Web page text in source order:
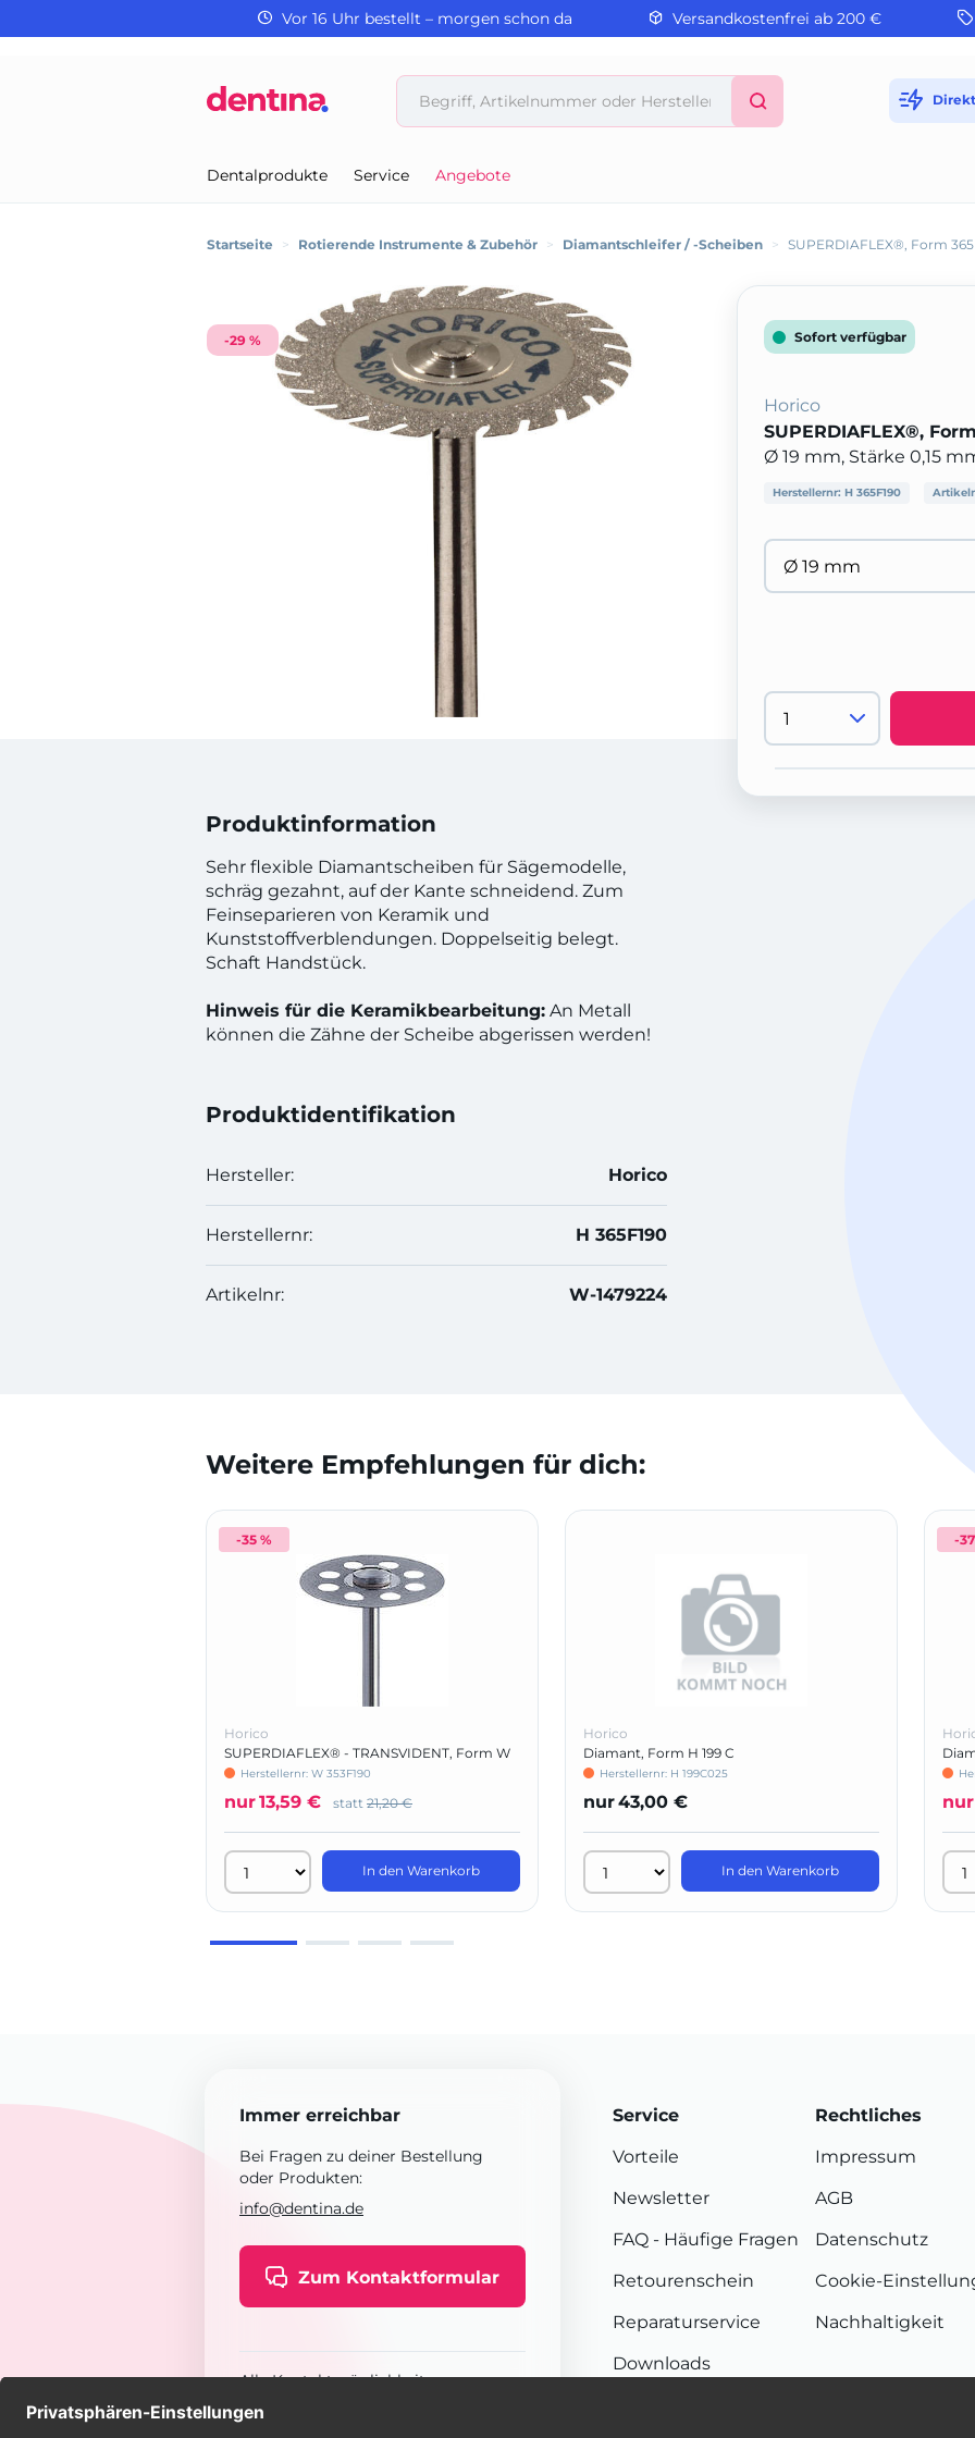
Vor 16 Uhr bestellt – morgen schon da Versandkostenfrei ab 200 €
Dentalprodukte Service Angebote
Startseite > Rotierende Instrumente & Zubehör > Diamantschleifer / -Scheiben > SUPERDIAFLEX®, Form 365
-29 %
Produktinformation
Sehr flexible Diamantscheiben für Sägemodelle,
schräg gezahnt, auf der Kante schneidend. Zum
Feinseparieren von Keramik und
Kunststoffverblendungen. Doppelseitig belegt.
Schaft Handstück.
Hinweis für die Keramikbearbeitung: An Metall
können die Zähne der Scheibe abgerissen werden!
Produktidentifikation
Hersteller: Horico
Herstellernr: H 365F190
Artikelnr: W-1479224
Sofort verfügbar
Horico
SUPERDIAFLEX®,
Ø 19 mm, Stärke 0,15
Herstellernr: H 365F190
Weitere Empfehlungen für dich:
-35 %
Horico
SUPERDIAFLEX® - TRANSVIDENT, Form W
353 FHerstellernr: W 353F190
nur13,59 € statt 21,20 €
In den Warenkorb
Horico
Diamant, Form H 199 C
Herstellernr: H 199C025
nur43,00 €
In den Warenkorb
-
nur
Immer erreichbar
Bei Fragen zu deiner Bestellung
oder Produkten:
info@dentina.de
Zum Kontaktformular
Alle Kontaktmöglichkeiten
Service
Vorteile
Newsletter
FAQ - Häufige Fragen
Retourenschein
Reparaturservice
Downloads
Rechtliches
Impressum
AGB
Datenschutz
Cookie-
Nachhaltigkeit